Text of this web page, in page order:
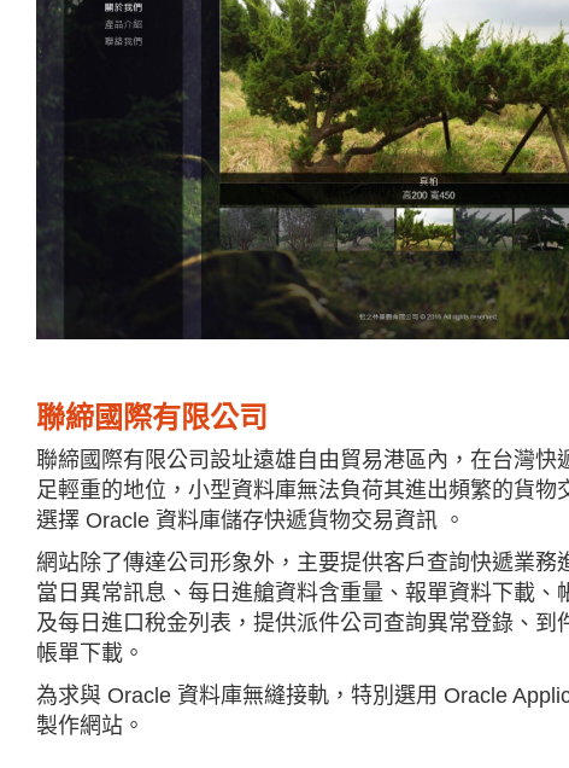
聯締國際有限公司
聯締國際有限公司設址遠雄自由貿易港區內，在台灣快
足輕重的地位，小型資料庫無法負荷其進出頻繁的貨物
選擇 Oracle 資料庫儲存快遞貨物交易資訊 。
網站除了傳達公司形象外，主要提供客戶查詢快遞業務
當日異常訊息、每日進艙資料含重量、報單資料下載、
及每日進口稅金列表，提供派件公司查詢異常登錄、到
帳單下載。
為求與 Oracle 資料庫無縫接軌，特別選用 Oracle
製作網站。